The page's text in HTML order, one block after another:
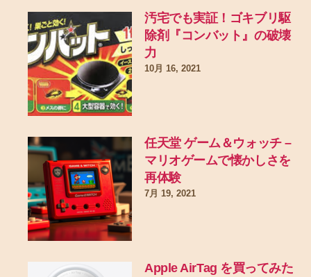
汚宅でも実証！ゴキブリ駆
除剤『コンバット』の破壊
力
10月 16, 2021
任天堂 ゲーム＆ウォッチ –
マリオゲームで懐かしさを
再体験
7月 19, 2021
Apple AirTag を買ってみた